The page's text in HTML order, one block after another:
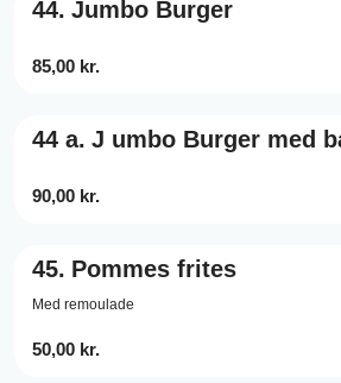
44. Jumbo Burger
85,00 kr.
44 a. J umbo Burger med
90,00 kr.
45. Pommes frites
Med remoulade
50,00 kr.